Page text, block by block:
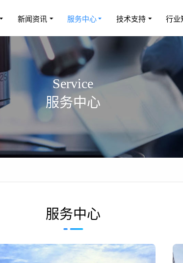
新闻资讯 服务中心 技术支持 行业
Service
服务中心
服务中心